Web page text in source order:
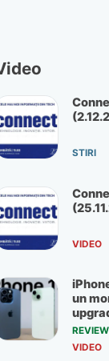
STIRI
VIDEO
un
REVIEW
VIDEO